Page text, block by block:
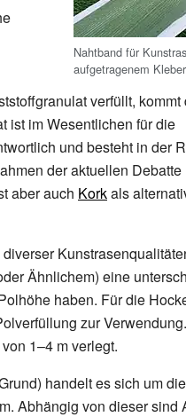
Nahtband für
aufgetragenem Kleber
verfüllt, kommt
ist im Wesentlichen für die
und besteht in der
der aktuellen Debatte
aber auch Korkals
Ähnlichem) eine
haben. Für die
zur Verwendung.
1–4 m verlegt.
handelt es sich um
Abhängig von dieser sind